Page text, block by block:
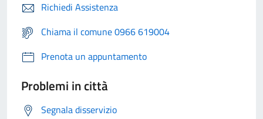
Richiedi Assistenza
Chiama il comune 0966 619004
Prenota un appuntamento
Problemi in città
Segnala disservizio